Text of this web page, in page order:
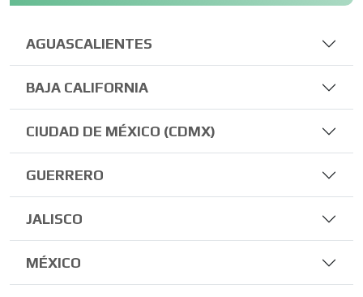
AGUASCALIENTES
BAJA CALIFORNIA
CIUDAD DE MÉXICO (CDMX)
GUERRERO
JALISCO
MÉXICO